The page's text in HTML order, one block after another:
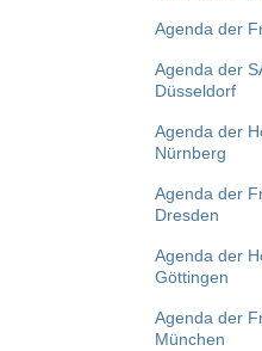
Agenda der
Agenda der
Düsseldorf
Agenda der
Nürnberg
Agenda der
Dresden
Agenda der
Göttingen
Agenda der
München